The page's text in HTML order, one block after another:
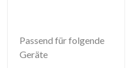
Passend für folgende
Geräte